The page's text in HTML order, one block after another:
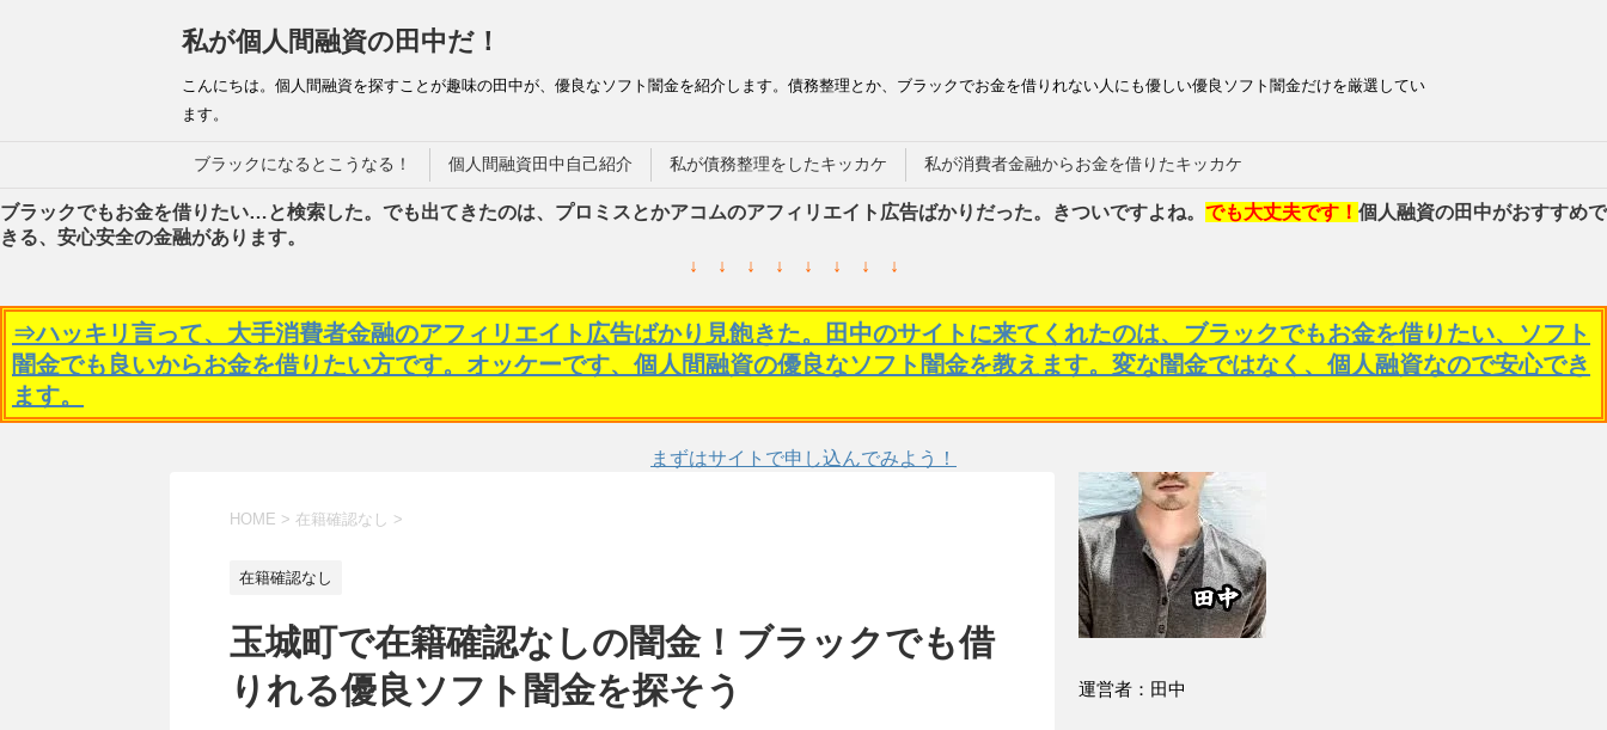
私が個人間融資の田中だ！
こんにちは。個人間融資を探すことが趣味の田中が、優良なソフト闇金を紹介します。債務整理とか、ブラックでお金を借りれない人にも優しい優良ソフト闇金だけを厳選してい
ます。
ブラックになるとこうなる！ 個人間融資田中自己紹介 私が債務整理をしたキッカケ 私が消費者金融からお金を借りたキッカケ
ブラックでもお金を借りたい…と検索した。でも出てきたのは、プロミスとかアコムのアフィリエイト広告ばかりだった。きついですよね。 でも大丈夫です！ 個人融資の田中がおすすめで
きる、安心安全の金融があります。
↓ ↓ ↓ ↓ ↓ ↓ ↓ ↓
⇒ハッキリ言って、大手消費者金融のアフィリエイト広告ばかり見飽きた。田中のサイトに来てくれたのは、ブラックでもお金を借りたい、ソフト
闇金でも良いからお金を借りたい方です。オッケーです、個人間融資の優良なソフト闇金を教えます。変な闇金ではなく、個人融資なので安心でき
ます。
まずはサイトで申し込んでみよう！
HOME > 在籍確認なし >
在籍確認なし
玉城町で在籍確認なしの闇金！ブラックでも借
りれる優良ソフト闇金を探そう
運営者：田中